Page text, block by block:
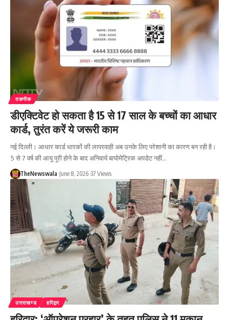
तकनीक
डीएक्टिवेट हो सकता है 15 से 17 साल के बच्चों का आधार
कार्ड, तुरंत करें ये जरूरी काम
नई दिल्ली। आधार कार्ड धारकों की लापरवाही अब उनके लिए परेशानी का कारण बन रही है।
5 से 7 वर्ष की आयु पूरी होने के बाद अनिवार्य बायोमेट्रिक अपडेट नहीं…
TheNewswala June 8, 2026 37 Views
उत्तराखण्ड हरिद्वार